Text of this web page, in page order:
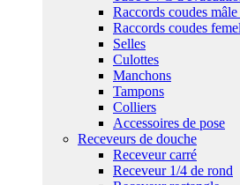
Raccords coudes
Raccords coudes
Selles
Culottes
Manchons
Tampons
Colliers
Accessoires de pose
Receveurs de douche
Receveur carré
Receveur 1/4 de rond